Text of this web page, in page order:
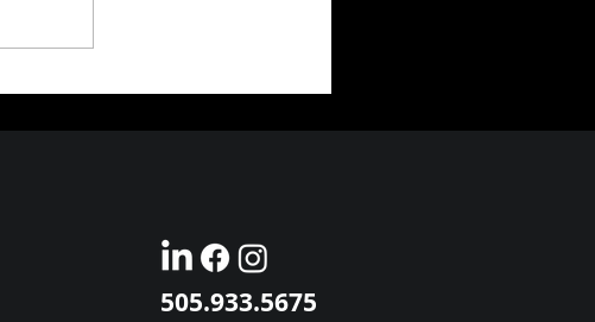
Prix Space Valley Diversity in
505.933.5675